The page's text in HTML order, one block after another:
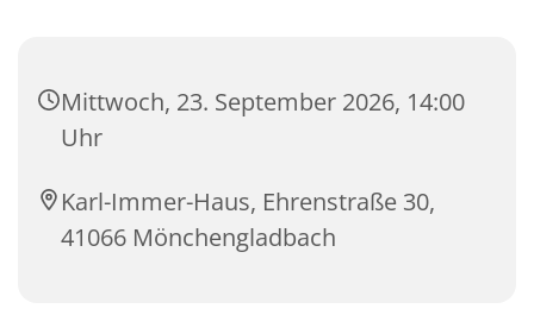
Mittwoch, 23. September 2026, 14:00
Uhr
Karl-Immer-Haus, Ehrenstraße 30,
41066 Mönchengladbach